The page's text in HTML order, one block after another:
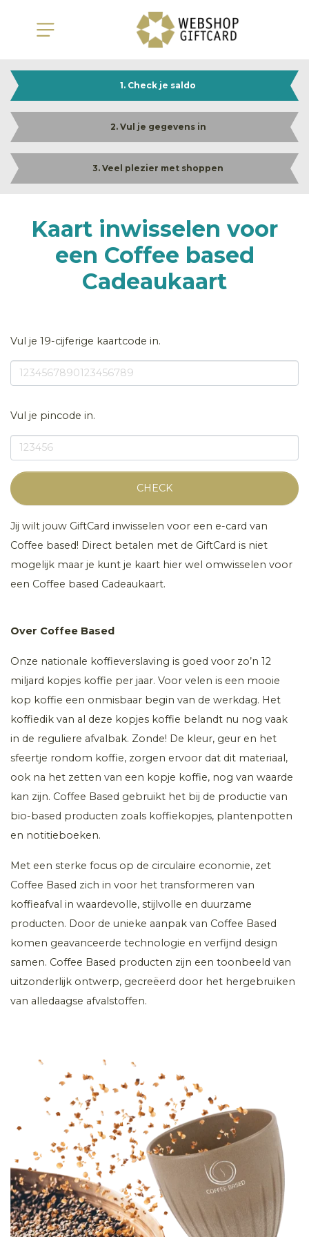
1. Check je saldo
2. Vul je gegevens in
3. Veel plezier met shoppen
Kaart inwisselen voor
een Coffee based
Cadeaukaart
Vul je 19-cijferige kaartcode in.
Vul je pincode in.
CHECK
Jij wilt jouw GiftCard inwisselen voor een e-card van
Coffee based! Direct betalen met de GiftCard is niet
mogelijk maar je kunt je kaart hier wel omwisselen voor
een Coffee based Cadeaukaart.
Over Coffee Based
Onze nationale koffieverslaving is goed voor zo’n 12
miljard kopjes koffie per jaar. Voor velen is een mooie
kop koffie een onmisbaar begin van de werkdag. Het
koffiedik van al deze kopjes koffie belandt nu nog vaak
in de reguliere afvalbak. Zonde! De kleur, geur en het
sfeertje rondom koffie, zorgen ervoor dat dit materiaal,
ook na het zetten van een kopje koffie, nog van waarde
kan zijn. Coffee Based gebruikt het bij de productie van
bio-based producten zoals koffiekopjes, plantenpotten
en notitieboeken.
Met een sterke focus op de circulaire economie, zet
Coffee Based zich in voor het transformeren van
koffieafval in waardevolle, stijlvolle en duurzame
producten. Door de unieke aanpak van Coffee Based
komen geavanceerde technologie en verfijnd design
samen. Coffee Based producten zijn een toonbeeld van
uitzonderlijk ontwerp, gecreëerd door het hergebruiken
van alledaagse afvalstoffen.